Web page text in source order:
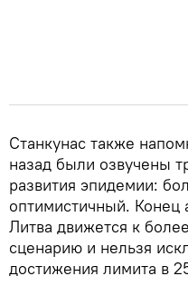
Станкунас также
назад были озвучены
развития эпидемии:
оптимистичный. Конец
Литва движется к
сценарию и нельзя
достижения лимита в